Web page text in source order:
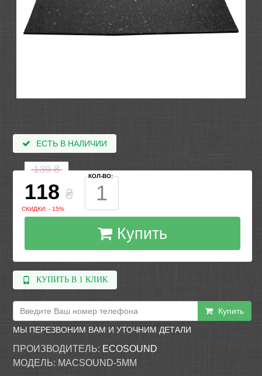
ЕСТЬ В НАЛИЧИИ
139₴
118 ₴
СКИДКИ: - 15%
КОЛ-ВО:
Купить
КУПИТЬ В 1 КЛИК
Купить
МЫ ПЕРЕЗВОНИМ ВАМ И УТОЧНИМ ДЕТАЛИ
ПРОИЗВОДИТЕЛЬ: ECOSOUND
МОДЕЛЬ: MACSOUND-5MM